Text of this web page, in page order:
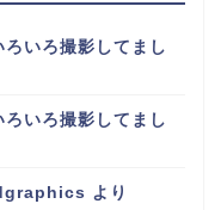
いろ撮影してまし
いろ撮影してまし
より